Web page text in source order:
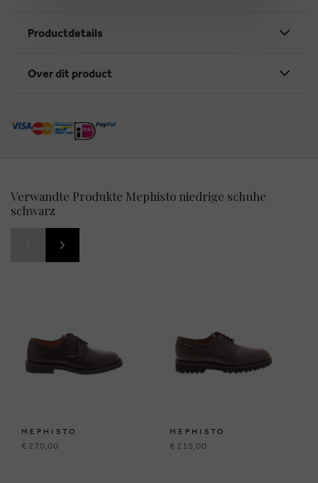
Productdetails
Over dit product
Verwandte Produkte Mephisto niedrige schuhe
schwarz
MEPHISTO
€ 270,00
MEPHISTO
€ 215,00